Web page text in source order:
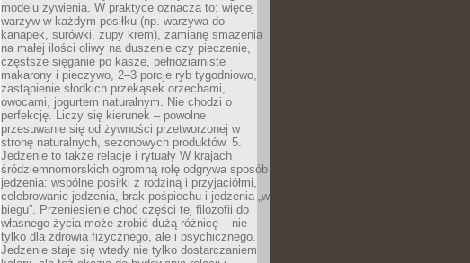
modelu żywienia. W praktyce oznacza to: więcej
warzyw w każdym posiłku (np. warzywa do
kanapek, surówki, zupy krem), zamianę smażenia
na małej ilości oliwy na duszenie czy pieczenie,
częstsze sięganie po kasze, pełnoziarniste
makarony i pieczywo, 2–3 porcje ryb tygodniowo,
zastąpienie słodkich przekąsek orzechami,
owocami, jogurtem naturalnym. Nie chodzi o
perfekcję. Liczy się kierunek – powolne
przesuwanie się od żywności przetworzonej w
stronę naturalnych, sezonowych produktów. 5.
Jedzenie to także relacje i rytuały W krajach
śródziemnomorskich ogromną rolę odgrywa sposób
jedzenia: wspólne posiłki z rodziną i przyjaciółmi,
celebrowanie jedzenia, brak pośpiechu i jedzenia „w
biegu”. Przeniesienie choć części tej filozofii do
własnego życia może zrobić dużą różnicę – nie
tylko dla zdrowia fizycznego, ale i psychicznego.
Jedzenie staje się wtedy nie tylko dostarczaniem